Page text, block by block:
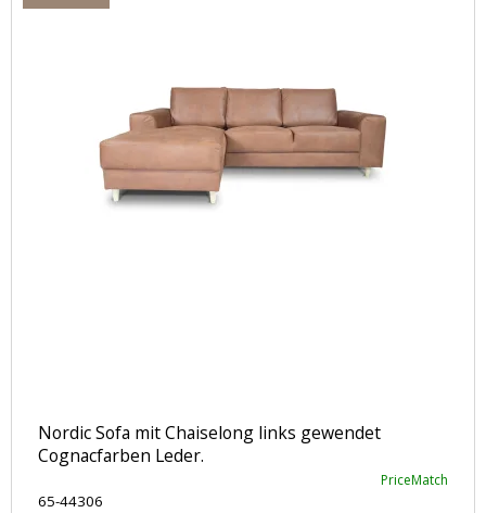
Nordic Sofa mit Chaiselong links gewendet
Cognacfarben Leder.
PriceMatch
65-44306